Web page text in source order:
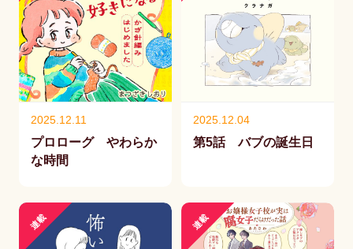
2025.12.11
プロローグ やわらか
な時間
2025.12.04
第5話 バブの誕生日
連載 連載